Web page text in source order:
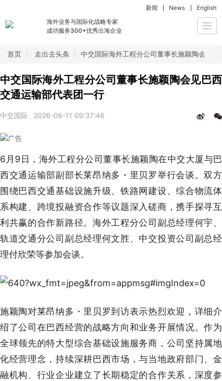
海外业务与国际化战略专家
成功服务300+优秀出海企业
新闻 News English
首页 走出去头条 中交国际海外工程分公司董事长施颖陶会见
中交国际海外工程分公司董事长施颖陶会见巴西
交通运输部代表团一行
中交国际 2026-06-11 09:37:46
6月9日，海外工程分公司董事长施颖陶在中交大厦与巴
西交通运输部副部长莱昂纳多・里贝罗举行会谈。双方
围绕巴西交通基础设施升级、铁路网建设、综合物流体
系构建、跨境投融资合作等议题深入磋商，携手探寻互
利共赢的合作新路径。海外工程分公司副总经理何宇、
轨道交通分公司副总经理何文胜、中交投资公司副总经
理付欣荣等参加会谈。
施颖陶对莱昂纳多・里贝罗到访表示热烈欢迎，详细介
绍了公司在巴西经营的战略方向和业务开展情况。作为
全球领先的特大型综合基础设施服务商，公司坚持属地
化经营理念，持续深耕巴西市场，与当地政府部门、金
融机构、行业企业建立了长期稳定的合作关系，深度参